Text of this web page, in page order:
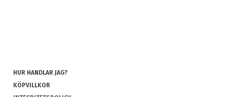
HUR HANDLAR JAG?
KÖPVILLKOR
INTEGRITETSPOLICY